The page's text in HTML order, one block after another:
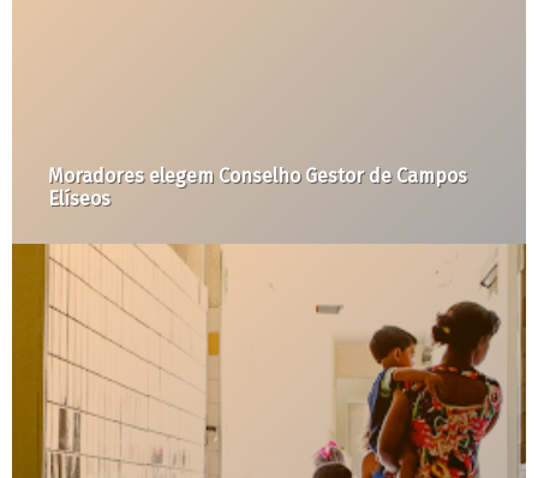
Crise habitacional em SP: estamos diante de uma
máquina de despejos e remoções?